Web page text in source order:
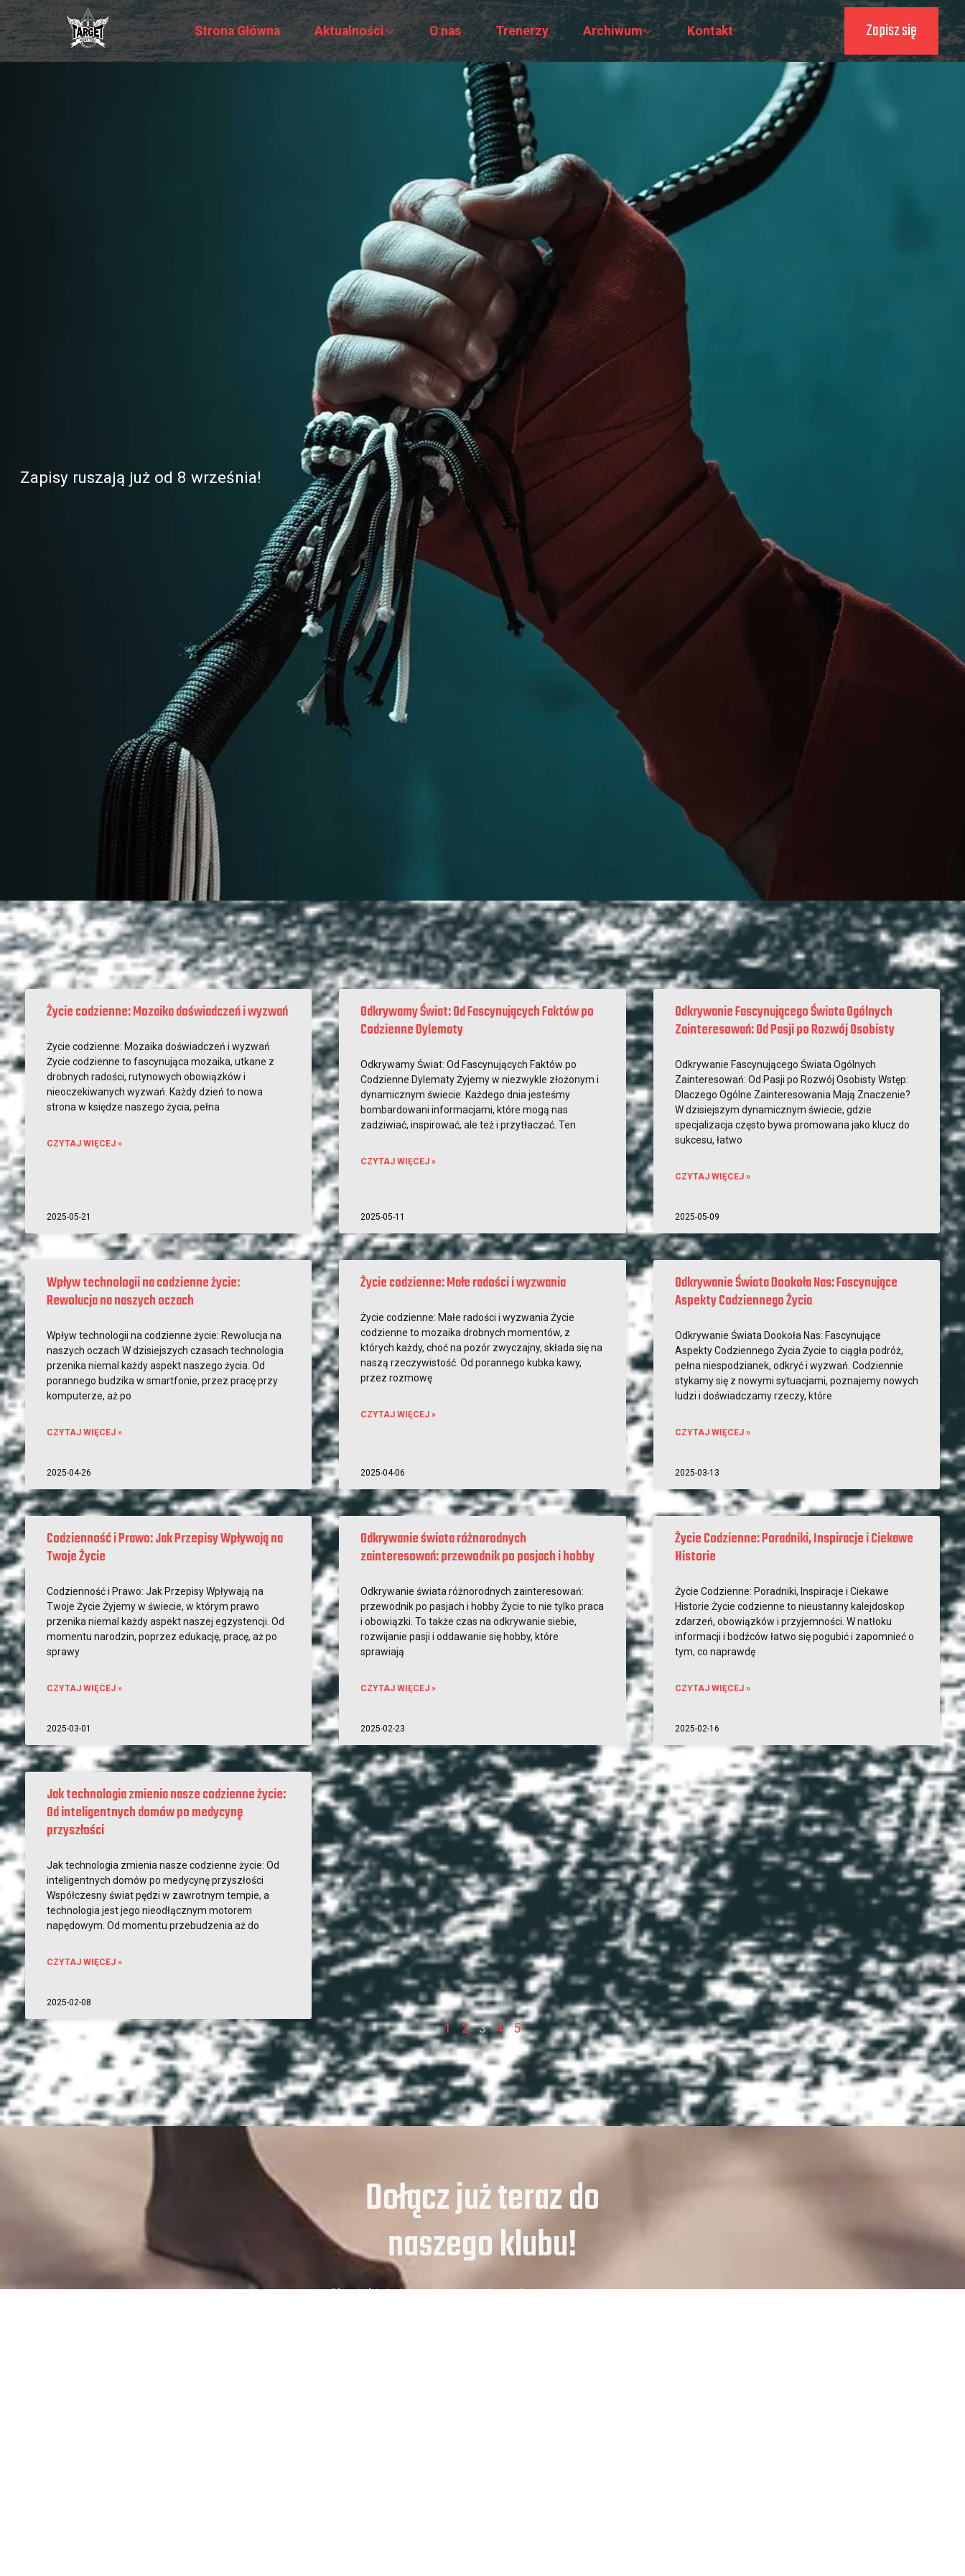
Strona Główna Aktualności O nas Trenerzy Archiwum Kontakt Zapisz się
Zapisy ruszają już od 8 września!
Życie codzienne: Mozaika doświadczeń i wyzwań
Życie codzienne: Mozaika doświadczeń i wyzwań
Życie codzienne to fascynująca mozaika, utkane z
drobnych radości, rutynowych obowiązków i
nieoczekiwanych wyzwań. Każdy dzień to nowa
strona w księdze naszego życia, pełna
CZYTAJ WIĘCEJ »
2025-05-21
Odkrywamy Świat: Od Fascynujących Faktów po
Codzienne Dylematy
Odkrywamy Świat: Od Fascynujących Faktów po
Codzienne Dylematy Żyjemy w niezwykle złożonym i
dynamicznym świecie. Każdego dnia jesteśmy
bombardowani informacjami, które mogą nas
zadziwiać, inspirować, ale też i przytłaczać. Ten
CZYTAJ WIĘCEJ »
2025-05-11
Odkrywanie Fascynującego Świata Ogólnych
Zainteresowań: Od Pasji po Rozwój Osobisty
Odkrywanie Fascynującego Świata Ogólnych
Zainteresowań: Od Pasji po Rozwój Osobisty Wstęp:
Dlaczego Ogólne Zainteresowania Mają Znaczenie?
W dzisiejszym dynamicznym świecie, gdzie
specjalizacja często bywa promowana jako klucz do
sukcesu, łatwo
CZYTAJ WIĘCEJ »
2025-05-09
Wpływ technologii na codzienne życie:
Rewolucja na naszych oczach
Wpływ technologii na codzienne życie: Rewolucja na
naszych oczach W dzisiejszych czasach technologia
przenika niemal każdy aspekt naszego życia. Od
porannego budzika w smartfonie, przez pracę przy
komputerze, aż po
CZYTAJ WIĘCEJ »
2025-04-26
Życie codzienne: Małe radości i wyzwania
Życie codzienne: Małe radości i wyzwania Życie
codzienne to mozaika drobnych momentów, z
których każdy, choć na pozór zwyczajny, składa się na
naszą rzeczywistość. Od porannego kubka kawy,
przez rozmowę
CZYTAJ WIĘCEJ »
2025-04-06
Odkrywanie Świata Dookoła Nas: Fascynujące
Aspekty Codziennego Życia
Odkrywanie Świata Dookoła Nas: Fascynujące
Aspekty Codziennego Życia Życie to ciągła podróż,
pełna niespodzianek, odkryć i wyzwań. Codziennie
stykamy się z nowymi sytuacjami, poznajemy nowych
ludzi i doświadczamy rzeczy, które
CZYTAJ WIĘCEJ »
2025-03-13
Codzienność i Prawo: Jak Przepisy Wpływają na
Twoje Życie
Codzienność i Prawo: Jak Przepisy Wpływają na
Twoje Życie Żyjemy w świecie, w którym prawo
przenika niemal każdy aspekt naszej egzystencji. Od
momentu narodzin, poprzez edukację, pracę, aż po
sprawy
CZYTAJ WIĘCEJ »
2025-03-01
Odkrywanie świata różnorodnych
zainteresowań: przewodnik po pasjach i hobby
Odkrywanie świata różnorodnych zainteresowań:
przewodnik po pasjach i hobby Życie to nie tylko praca
i obowiązki. To także czas na odkrywanie siebie,
rozwijanie pasji i oddawanie się hobby, które
sprawiają
CZYTAJ WIĘCEJ »
2025-02-23
Życie Codzienne: Poradniki, Inspiracje i Ciekawe
Historie
Życie Codzienne: Poradniki, Inspiracje i Ciekawe
Historie Życie codzienne to nieustanny kalejdoskop
zdarzeń, obowiązków i przyjemności. W natłoku
informacji i bodźców łatwo się pogubić i zapomnieć o
tym, co naprawdę
CZYTAJ WIĘCEJ »
2025-02-16
Jak technologia zmienia nasze codzienne życie:
Od inteligentnych domów po medycynę
przyszłości
Jak technologia zmienia nasze codzienne życie: Od
inteligentnych domów po medycynę przyszłości
Współczesny świat pędzi w zawrotnym tempie, a
technologia jest jego nieodłącznym motorem
napędowym. Od momentu przebudzenia aż do
CZYTAJ WIĘCEJ »
2025-02-08
1 2 3 4 5
Dołącz już teraz do
naszego klubu!
Skontaktuj się z nami przez formularz lub telefonicznie